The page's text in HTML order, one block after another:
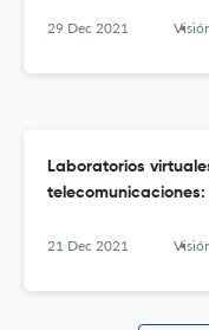
29 Dec 2021
Laboratorios
21 Dec 2021